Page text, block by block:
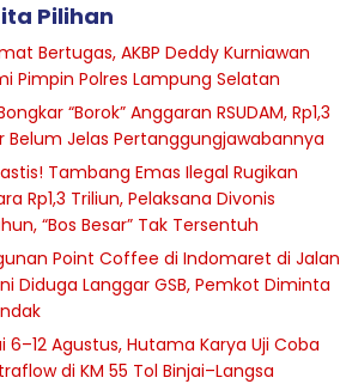
Pilihan
Bertugas, AKBP Deddy Kurniawan
Pimpin Polres Lampung Selatan
“Borok” Anggaran RSUDAM, Rp1,3
Belum Jelas Pertanggungjawabannya
Tambang Emas Ilegal Rugikan
Rp1,3 Triliun, Pelaksana Divonis
“Bos Besar” Tak Tersentuh
Point Coffee di Indomaret di Jalan
Diduga Langgar GSB, Pemkot Diminta
6–12 Agustus, Hutama Karya Uji Coba
di KM 55 Tol Binjai–Langsa